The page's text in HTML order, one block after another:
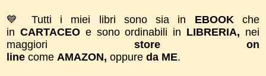
💙 Tutti i miei libri sono sia in EBOOKche
in CARTACEO e sono ordinabili in LIBRERIA, nei
maggiori store on
line come AMAZON, oppure da ME.